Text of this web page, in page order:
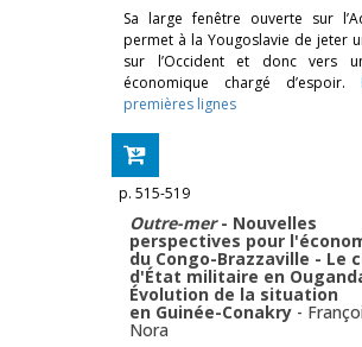
Sa large fenêtre ouverte sur
permet à la Yougoslavie de jeter
sur l’Occident et donc vers
économique chargé d’espoir.
premières lignes
p. 515-519
Outre-mer- Nouvelles
perspectives pour
du Congo-Brazzaville - Le
d'État militaire en
Évolution de la situation
en Guinée-Conakry -
Nora